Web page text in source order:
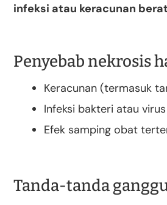
infeksi atau keracunan
Penyebab nekrosis
Keracunan (termasuk
Infeksi bakteri atau
Efek samping obat
Tanda-tanda